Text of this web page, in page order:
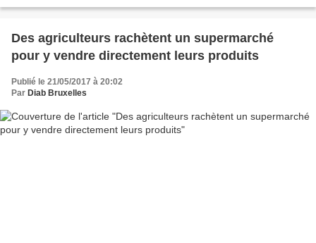
Des agriculteurs rachètent un supermarché
pour y vendre directement leurs produits
Publié le 21/05/2017 à 20:02
Par Diab Bruxelles